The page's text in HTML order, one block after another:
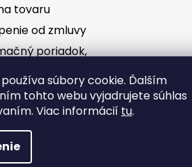
súbory cookie. Ďalším
tohto webu vyjadrujete súhlas
Viac informácií tu.
tovaru
od zmluvy
poriadok,
podmienky